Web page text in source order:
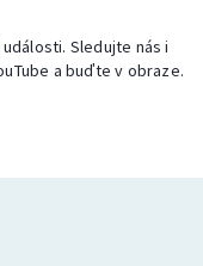
Sledujte nás i
a buďte v obraze.